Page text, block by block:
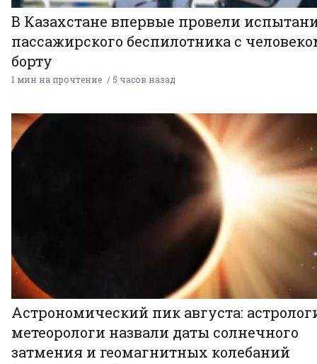
В Казахстане впервые провели
пассажирского беспилотника с
борту
1 мин на прочтение 5 часов назад
Астрономический пик августа:
метеорологи назвали даты солнечного
затмения и геомагнитных колебаний